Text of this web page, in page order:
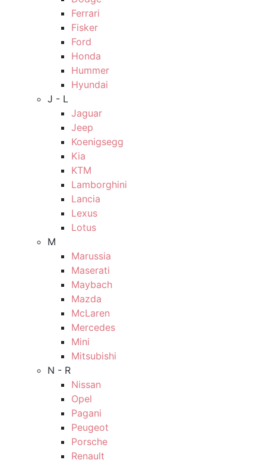
Ferrari
Fisker
Ford
Honda
Hummer
Hyundai
J - L
Jaguar
Jeep
Koenigsegg
Kia
KTM
Lamborghini
Lancia
Lexus
Lotus
M
Marussia
Maserati
Maybach
Mazda
McLaren
Mercedes
Mini
Mitsubishi
N - R
Nissan
Opel
Pagani
Peugeot
Porsche
Renault